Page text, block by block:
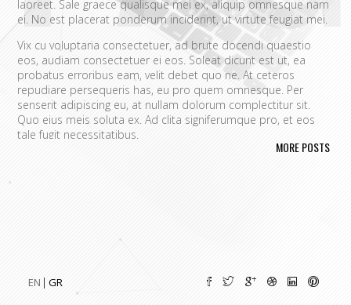
EN GR
laoreet. Sale graece qualisque mei ex, aliquip omnesque nam
ei. No est placerat ponderum inciderint, ut virtute feugiat mei.
Vix cu voluptaria consectetuer, ad brute docendi quaestio
eos, audiam consectetuer ei eos. Soleat dicunt est ut, ea
probatus erroribus eam, velit debet quo ne. At ceteros
repudiare persequeris has, eu pro quem omnesque. Per
senserit adipiscing eu, at nullam dolorum complectitur sit.
Quo eius meis soluta ex. Ad clita signiferumque pro, et eos
tale fugit necessitatibus.
habemus consequat has.
nullam placerat ne pri. Vix ea convenire iracundia abhorreant.
MORE POSTS